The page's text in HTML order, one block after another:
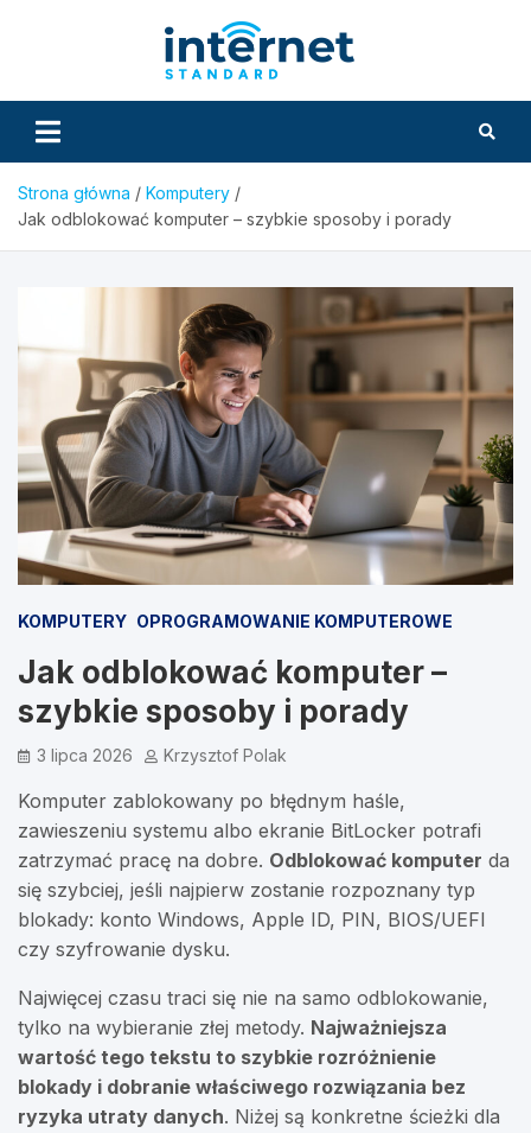
Strona główna
Komputery
Jak odblokować komputer – szybkie sposoby i porady
KOMPUTERY OPROGRAMOWANIE KOMPUTEROWE
Jak odblokować komputer –
szybkie sposoby i porady
3 lipca 2026 Krzysztof Polak
Komputer zablokowany po błędnym haśle,
zawieszeniu systemu albo ekranie BitLocker potrafi
zatrzymać pracę na dobre. Odblokować komputer da
się szybciej, jeśli najpierw zostanie rozpoznany typ
blokady: konto Windows, Apple ID, PIN, BIOS/UEFI
czy szyfrowanie dysku.
Najwięcej czasu traci się nie na samo odblokowanie,
tylko na wybieranie złej metody. Najważniejsza
wartość tego tekstu to szybkie rozróżnienie
blokady i dobranie właściwego rozwiązania bez
ryzyka utraty danych. Niżej są konkretne ścieżki dla